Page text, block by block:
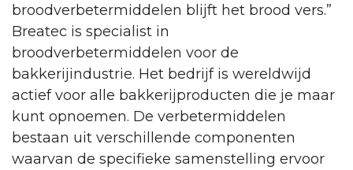
broodverbetermiddelen blijft het brood vers.”
Breatec is specialist in
broodverbetermiddelen voor de
bakkerijindustrie. Het bedrijf is wereldwijd
actief voor alle bakkerijproducten die je maar
kunt opnoemen. De verbetermiddelen
bestaan uit verschillende componenten
waarvan de specifieke samenstelling ervoor